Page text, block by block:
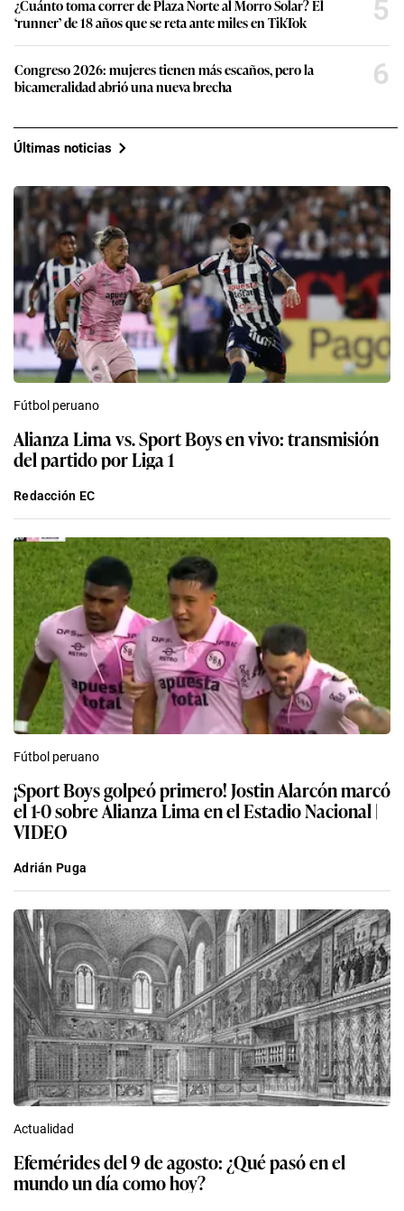
¿Cuánto toma correr de Plaza Norte al Morro Solar? El
‘runner’ de 18 años que se reta ante miles en TikTok
5
Congreso 2026: mujeres tienen más escaños, pero la
bicameralidad abrió una nueva brecha
6
Últimas noticias
Fútbol peruano
Alianza Lima vs. Sport Boys en vivo: transmisión
del partido por Liga 1
Redacción EC
Fútbol peruano
¡Sport Boys golpeó primero! Jostin Alarcón marcó
el 1-0 sobre Alianza Lima en el Estadio Nacional |
VIDEO
Adrián Puga
Actualidad
Efemérides del 9 de agosto: ¿Qué pasó en el
mundo un día como hoy?